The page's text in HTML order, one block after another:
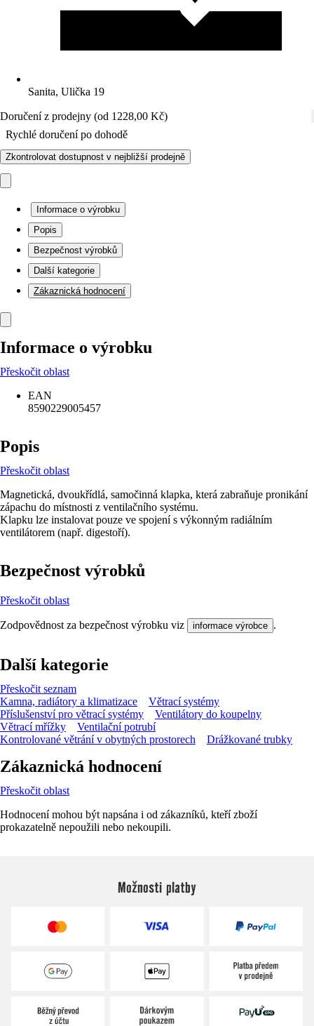
Sanita, Ulička 19
Doručení z prodejny (od 1228,00 Kč)
Rychlé doručení po dohodě
Zkontrolovat dostupnost v nejbližší prodejně
Informace o výrobku
Popis
Bezpečnost výrobků
Další kategorie
Zákaznická hodnocení
Informace o výrobku
Přeskočit oblast
EAN
8590229005457
Popis
Přeskočit oblast
Magnetická, dvoukřídlá, samočinná klapka, která zabraňuje pronikání
zápachu do místnosti z ventilačního systému.
Klapku lze instalovat pouze ve spojení s výkonným radiálním
ventilátorem (např. digestoří).
Bezpečnost výrobků
Přeskočit oblast
Zodpovědnost za bezpečnost výrobku viz informace výrobce .
Další kategorie
Přeskočit seznam
Kamna, radiátory a klimatizace
Větrací systémy
Příslušenství pro větrací systémy
Ventilátory do koupelny
Větrací mřížky
Ventilační potrubí
Kontrolované větrání v obytných prostorech
Drážkované trubky
Zákaznická hodnocení
Přeskočit oblast
Hodnocení mohou být napsána i od zákazníků, kteří zboží
prokazatelně nepoužili nebo nekoupili.
Možnosti platby